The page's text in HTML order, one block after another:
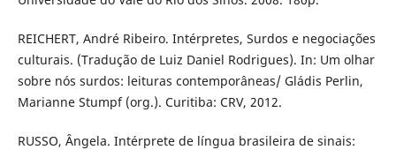
REICHERT, André Ribeiro. Intérpretes, Surdos e negociações
culturais. (Tradução de Luiz Daniel Rodrigues). In: Um olhar
sobre nós surdos: leituras contemporâneas/ Gládis Perlin,
Marianne Stumpf (org.). Curitiba: CRV, 2012.
RUSSO, Ângela. Intérprete de língua brasileira de sinais: